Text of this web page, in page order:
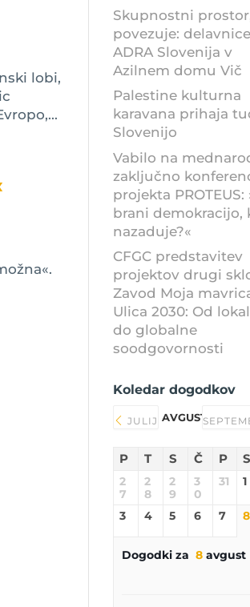
lobi,
Skupnostni
povezuje: delavnice
ADRA Slovenija v
Azilnem domu Vič
Palestine kulturna
karavana prihaja
Slovenijo
Vabilo na
zaključno
projekta PROTEUS:
brani demokracijo,
nazaduje?«
CFGC predstavitev
projektov drugi
Zavod Moja
Ulica 2030: Od
do globalne
soodgovornosti
Koledar dogodkov
JULIJ AVGUST 2026
P T S Č P S
2
7
2
8
2
9
3
0
31 1
3 4 5 6 7 8
Dogodki za 8avgust